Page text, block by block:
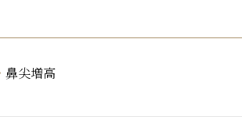
鼻尖増高